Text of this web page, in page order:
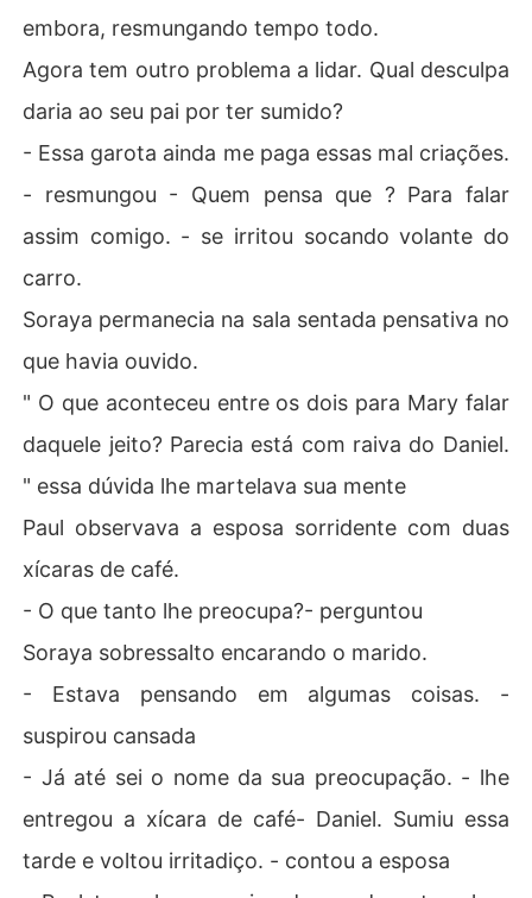
embora, resmungando tempo todo.
Agora tem outro problema a lidar. Qual desculpa
daria ao seu pai por ter sumido?
- Essa garota ainda me paga essas mal criações.
- resmungou - Quem pensa que ? Para falar
assim comigo. - se irritou socando volante do
carro.
Soraya permanecia na sala sentada pensativa no
que havia ouvido.
" O que aconteceu entre os dois para Mary falar
daquele jeito? Parecia está com raiva do Daniel.
" essa dúvida lhe martelava sua mente
Paul observava a esposa sorridente com duas
xícaras de café.
- O que tanto lhe preocupa?- perguntou
Soraya sobressalto encarando o marido.
- Estava pensando em algumas coisas. -
suspirou cansada
- Já até sei o nome da sua preocupação. - lhe
entregou a xícara de café- Daniel. Sumiu essa
tarde e voltou irritadiço. - contou a esposa